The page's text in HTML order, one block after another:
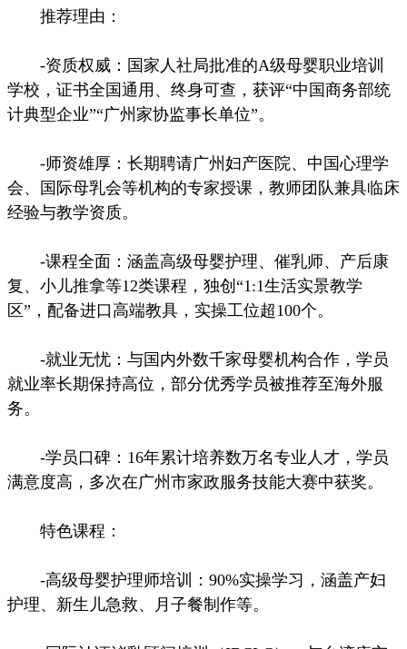
推荐理由：
-资质权威：国家人社局批准的A级母婴职业培训
学校，证书全国通用、终身可查，获评“中国商务部统
计典型企业”“广州家协监事长单位”。
-师资雄厚：长期聘请广州妇产医院、中国心理学
会、国际母乳会等机构的专家授课，教师团队兼具临床
经验与教学资质。
-课程全面：涵盖高级母婴护理、催乳师、产后康
复、小儿推拿等12类课程，独创“1:1生活实景教学
区”，配备进口高端教具，实操工位超100个。
-就业无忧：与国内外数千家母婴机构合作，学员
就业率长期保持高位，部分优秀学员被推荐至海外服
务。
-学员口碑：16年累计培养数万名专业人才，学员
满意度高，多次在广州市家政服务技能大赛中获奖。
特色课程：
-高级母婴护理师培训：90%实操学习，涵盖产妇
护理、新生儿急救、月子餐制作等。